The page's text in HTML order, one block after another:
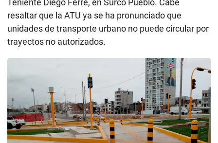
resaltar que la ATU ya se ha pronunciado que
unidades de transporte urbano no puede circular por
trayectos no autorizados.